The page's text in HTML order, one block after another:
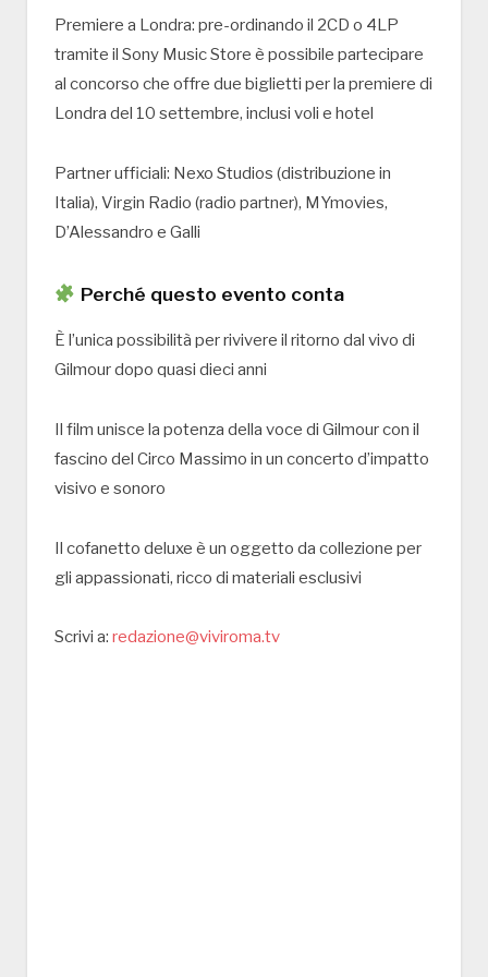
Premiere a Londra: pre-ordinando il 2CD o 4LP
tramite il Sony Music Store è possibile partecipare
al concorso che offre due biglietti per la premiere di
Londra del 10 settembre, inclusi voli e hotel
Partner ufficiali: Nexo Studios (distribuzione in
Italia), Virgin Radio (radio partner), MYmovies,
D’Alessandro e Galli
Perché questo evento conta
È l’unica possibilità per rivivere il ritorno dal vivo di
Gilmour dopo quasi dieci anni
Il film unisce la potenza della voce di Gilmour con il
fascino del Circo Massimo in un concerto d’impatto
visivo e sonoro
Il cofanetto deluxe è un oggetto da collezione per
gli appassionati, ricco di materiali esclusivi
Scrivi a: redazione@viviroma.tv